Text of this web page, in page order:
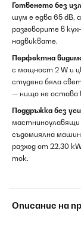
Готвенето без
шум е едва 65 dB,
разговорите в
надвиквате.
Перфектна
с мощност 2 W и
студена бяла
— нищо не остава
Поддръжка без
съдомиялна
разход от 22,30
ток.
Описание на